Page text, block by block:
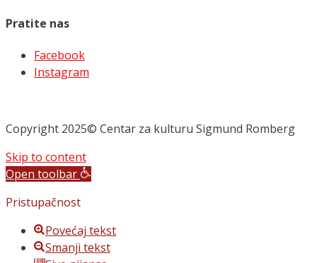
Pratite nas
Facebook
Instagram
Copyright 2025© Centar za kulturu Sigmund Romberg
Skip to content
Open toolbar
Pristupačnost
Povećaj tekst
Smanji tekst